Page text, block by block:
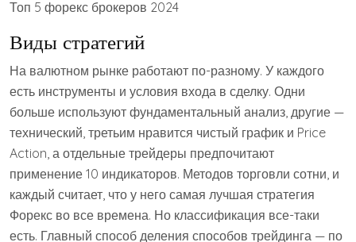
Топ 5 форекс брокеров 2024
Виды стратегий
На валютном рынке работают по-разному. У каждого
есть инструменты и условия входа в сделку. Одни
больше используют фундаментальный анализ, другие —
технический, третьим нравится чистый график и Price
Action, а отдельные трейдеры предпочитают
применение 10 индикаторов. Методов торговли сотни, и
каждый считает, что у него самая лучшая стратегия
Форекс во все времена. Но классификация все-таки
есть. Главный способ деления способов трейдинга — по